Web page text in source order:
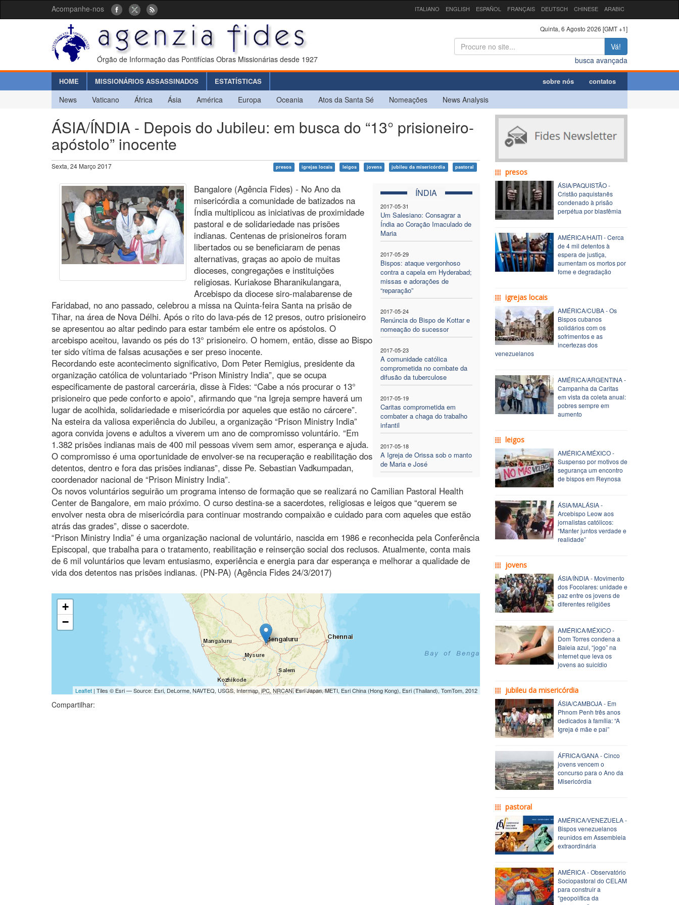
Acompanhe-nos ITALIANO ENGLISH ESPAÑOL FRANÇAIS DEUTSCH CHINESE ARABIC
Órgão de Informação das Pontifícias Obras Missionárias desde 1927
Quinta, 6 Agosto 2026 [GMT +1]
Vá!
busca avançada
HOME MISSIONÁRIOS ASSASSINADOS ESTATÍSTICAS sobre nós contatos
News Vaticano África Ásia América Europa Oceania Atos da Santa Sé Nomeações News Analysis
ÁSIA/ÍNDIA - Depois do Jubileu: em busca do “13° prisioneiro-
apóstolo” inocente
Sexta, 24 Março 2017 presos igrejas locais leigos jovens jubileu da misericórdia pastoral
ÍNDIA
2017-05-31
Um Salesiano: Consagrar a
Índia ao Coração Imaculado de
Maria
2017-05-29
Bispos: ataque vergonhoso
contra a capela em Hyderabad;
missas e adorações de
“reparação”
2017-05-24
Renúncia do Bispo de Kottar e
nomeação do sucessor
2017-05-23
A comunidade católica
comprometida no combate da
difusão da tuberculose
2017-05-19
Caritas comprometida em
combater a chaga do trabalho
infantil
2017-05-18
A Igreja de Orissa sob o manto
de Maria e José
Bangalore (Agência Fides) - No Ano da
misericórdia a comunidade de batizados na
Índia multiplicou as iniciativas de proximidade
pastoral e de solidariedade nas prisões
indianas. Centenas de prisioneiros foram
libertados ou se beneficiaram de penas
alternativas, graças ao apoio de muitas
dioceses, congregações e instituições
religiosas. Kuriakose Bharanikulangara,
Arcebispo da diocese siro-malabarense de
Faridabad, no ano passado, celebrou a missa na Quinta-feira Santa na prisão de
Tihar, na área de Nova Délhi. Após o rito do lava-pés de 12 presos, outro prisioneiro
se apresentou ao altar pedindo para estar também ele entre os apóstolos. O
arcebispo aceitou, lavando os pés do 13° prisioneiro. O homem, então, disse ao Bispo
ter sido vítima de falsas acusações e ser preso inocente.
Recordando este acontecimento significativo, Dom Peter Remigius, presidente da
organização católica de voluntariado “Prison Ministry India”, que se ocupa
especificamente de pastoral carcerária, disse à Fides: “Cabe a nós procurar o 13°
prisioneiro que pede conforto e apoio”, afirmando que “na Igreja sempre haverá um
lugar de acolhida, solidariedade e misericórdia por aqueles que estão no cárcere”.
Na esteira da valiosa experiência do Jubileu, a organização “Prison Ministry India”
agora convida jovens e adultos a viverem um ano de compromisso voluntário. “Em
1.382 prisões indianas mais de 400 mil pessoas vivem sem amor, esperança e ajuda.
O compromisso é uma oportunidade de envolver-se na recuperação e reabilitação dos
detentos, dentro e fora das prisões indianas”, disse Pe. Sebastian Vadkumpadan,
coordenador nacional de “Prison Ministry India”.
Os novos voluntários seguirão um programa intenso de formação que se realizará no Camilian Pastoral Health
Center de Bangalore, em maio próximo. O curso destina-se a sacerdotes, religiosas e leigos que “querem se
envolver nesta obra de misericórdia para continuar mostrando compaixão e cuidado para com aqueles que estão
atrás das grades”, disse o sacerdote.
“Prison Ministry India” é uma organização nacional de voluntário, nascida em 1986 e reconhecida pela Conferência
Episcopal, que trabalha para o tratamento, reabilitação e reinserção social dos reclusos. Atualmente, conta mais
de 6 mil voluntários que levam entusiasmo, experiência e energia para dar esperança e melhorar a qualidade de
vida dos detentos nas prisões indianas. (PN-PA) (Agência Fides 24/3/2017)
+
−
Leaflet| Tiles © Esri — Source: Esri, DeLorme, NAVTEQ, USGS, Intermap, iPC, NRCAN, Esri Japan, METI, Esri China (Hong Kong), Esri (Thailand), TomTom, 2012
Compartilhar:
presos
ÁSIA/PAQUISTÃO -
Cristão paquistanês
condenado à prisão
perpétua por blasfêmia
AMÉRICA/HAITI - Cerca
de 4 mil detentos à
espera de justiça,
aumentam os mortos por
fome e degradação
igrejas locais
AMÉRICA/CUBA - Os
Bispos cubanos
solidários com os
sofrimentos e as
incertezas dos
venezuelanos
AMÉRICA/ARGENTINA -
Campanha da Caritas
em vista da coleta anual:
pobres sempre em
aumento
leigos
AMÉRICA/MÉXICO -
Suspenso por motivos de
segurança um encontro
de bispos em Reynosa
ÁSIA/MALÁSIA -
Arcebispo Leow aos
jornalistas católicos:
“Manter juntos verdade e
realidade”
jovens
ÁSIA/ÍNDIA - Movimento
dos Focolares: unidade e
paz entre os jovens de
diferentes religiões
AMÉRICA/MÉXICO -
Dom Torres condena a
Baleia azul, “jogo” na
internet que leva os
jovens ao suicídio
jubileu da misericórdia
ÁSIA/CAMBOJA - Em
Phnom Penh três anos
dedicados à família: “A
Igreja é mãe e pai”
ÁFRICA/GANA - Cinco
jovens vencem o
concurso para o Ano da
Misericórdia
pastoral
AMÉRICA/VENEZUELA -
Bispos venezuelanos
reunidos em Assembleia
extraordinária
AMÉRICA - Observatório
Sociopastoral do CELAM
para construir a
“geopolítica da